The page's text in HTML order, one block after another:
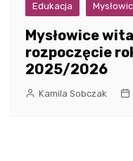
Edukacja
Mysłowice
rozpoczęcie
2025/2026
Kamila Sobczak